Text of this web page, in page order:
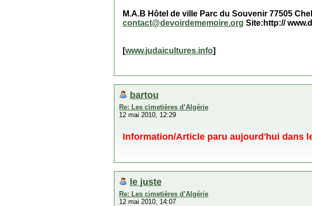
M.A.B Hôtel de ville Parc du Souvenir 77505
contact@devoirdememoire.org Site:http://
[www.judaicultures.info]
bartou
Re: Les cimetières d’Algérie
12 mai 2010, 12:29
Information/Article paru aujourd'hui dans
le juste
Re: Les cimetières d’Algérie
12 mai 2010, 14:07